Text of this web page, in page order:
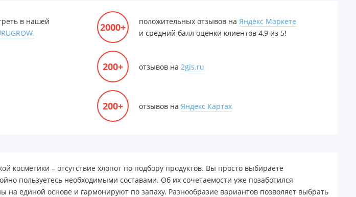
в нашей
2000+ положительных отзывов на Яндекс Маркете
и средний балл оценки клиентов 4,9 из 5!
200+ отзывов на 2gis.ru
200+ отзывов на Яндекс Картах
косметики – отсутствие хлопот по подбору продуктов. Вы просто выбираете
пользуетесь необходимыми составами. Об их сочетаемости уже позаботился
на единой основе и гармонируют по запаху. Разнообразие вариантов позволяет выбрать